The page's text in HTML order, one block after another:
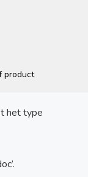
product
het type